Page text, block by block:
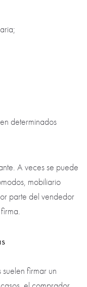
determinados
A veces se puede
mobiliario
parte del vendedor
firmar un